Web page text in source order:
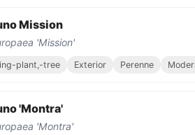
Mission
'Mission'
plant,-tree Exterior Perenne
'Montra'
'Montra'